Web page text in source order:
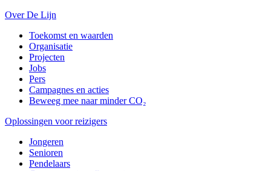
Over De Lijn
Toekomst en waarden
Organisatie
Projecten
Jobs
Pers
Campagnes en acties
Beweeg mee naar minder CO₂
Oplossingen voor reizigers
Jongeren
Senioren
Pendelaars